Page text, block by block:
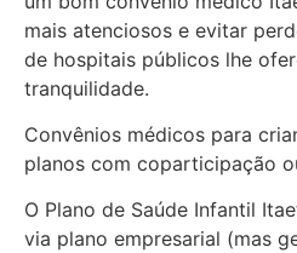
mais atenciosos e evitar
de hospitais públicos lhe
tranquilidade.
Convênios médicos para
planos com coparticipação
O Plano de Saúde Infantil
via plano empresarial (mas